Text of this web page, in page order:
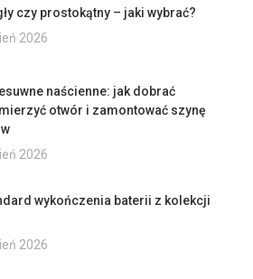
czy prostokątny – jaki wybrać?
2026
naścienne: jak dobrać
otwór i zamontować szynę
2026
wykończenia baterii z kolekcji
2026